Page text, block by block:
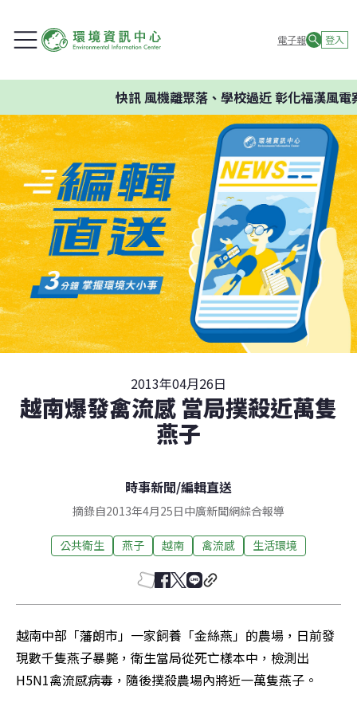
電子報 登入
快訊風機離聚落、學校過近 彰化福漢風電
2013年04月26日
越南爆發禽流感 當局撲殺近萬隻
燕子
時事新聞/編輯直送
摘錄自2013年4月25日中廣新聞網綜合報導
公共衛生 燕子 越南 禽流感 生活環境
越南中部「藩朗市」一家飼養「金絲燕」的農場，日前發
現數千隻燕子暴斃，衛生當局從死亡樣本中，檢測出
H5N1禽流感病毒，隨後撲殺農場內將近一萬隻燕子。